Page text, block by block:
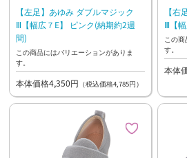
【左足】あゆみ ダブルマジック
Ⅲ【幅広７E】 ピンク(納期約2週
間)
この商品にはバリエーションがありま
す。
本体価格4,350円 （税込価格4,785円）
【右
Ⅲ【
この
す。
本体